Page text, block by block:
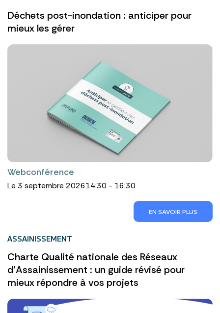
Déchets post-inondation : anticiper pour
mieux les gérer
Webconférence
Le 3 septembre 202614:30 - 16:30
EN SAVOIR PLUS
ASSAINISSEMENT
Charte Qualité nationale des Réseaux
d’Assainissement : un guide révisé pour
mieux répondre à vos projets